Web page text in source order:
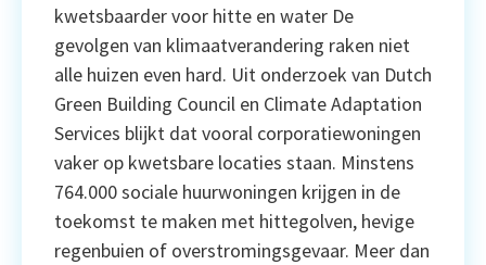
kwetsbaarder voor hitte en water De
gevolgen van klimaatverandering raken niet
alle huizen even hard. Uit onderzoek van Dutch
Green Building Council en Climate Adaptation
Services blijkt dat vooral corporatiewoningen
vaker op kwetsbare locaties staan. Minstens
764.000 sociale huurwoningen krijgen in de
toekomst te maken met hittegolven, hevige
regenbuien of overstromingsgevaar. Meer dan